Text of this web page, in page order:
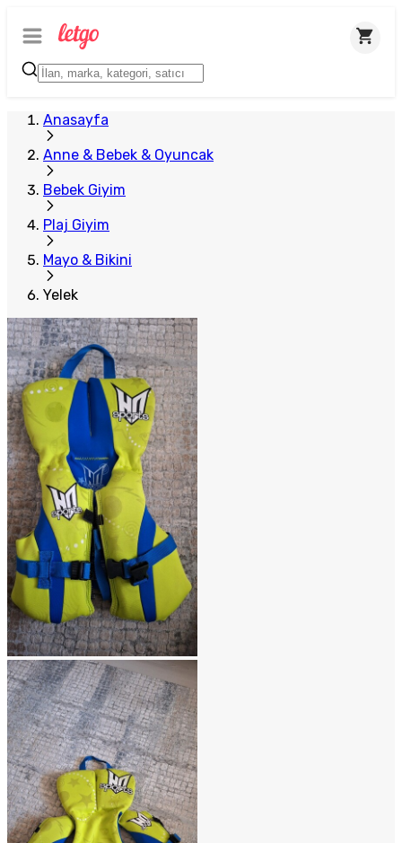
Anasayfa
Anne & Bebek & Oyuncak
Bebek Giyim
Plaj Giyim
Mayo & Bikini
Yelek